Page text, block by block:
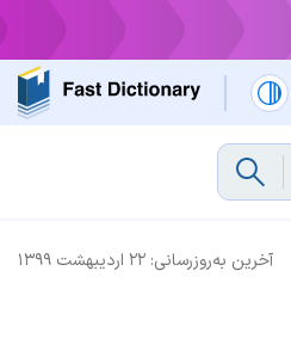
آخرین به‌روزرسانی: ۲۲ اردیبهشت ۱۳۹۹